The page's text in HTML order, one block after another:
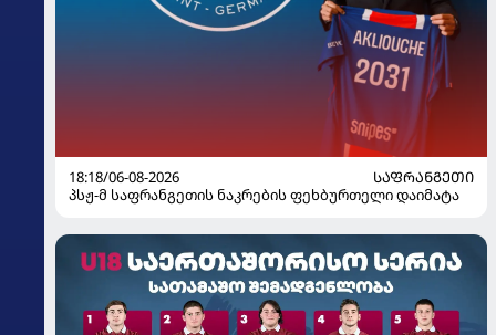
18:18/06-08-2026
ᲡᲐᲤᲠᲐᲜᲒᲔᲗᲘ
პსჟ-მ საფრანგეთის ნაკრების ფეხბურთელი დაიმატა